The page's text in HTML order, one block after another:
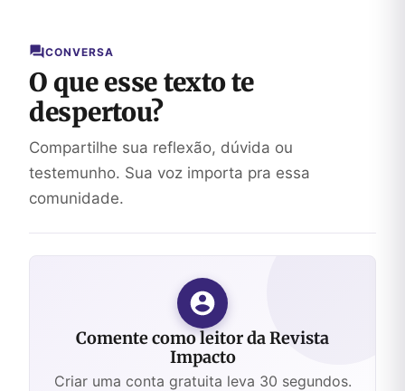
CONVERSA
O que esse texto te
despertou?
Compartilhe sua reflexão, dúvida ou
testemunho. Sua voz importa pra essa
comunidade.
Comente como leitor da Revista
Impacto
Criar uma conta gratuita leva 30 segundos.